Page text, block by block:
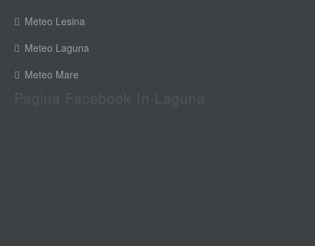
Meteo Lesina
Meteo Laguna
Meteo Mare